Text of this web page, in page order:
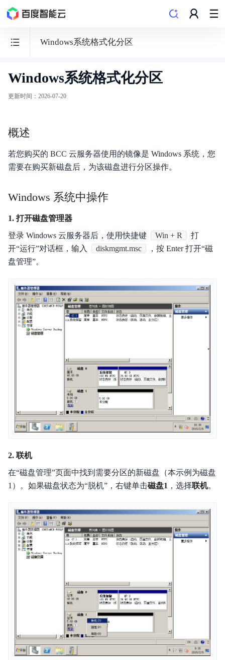
Windows系统格式化分区
云
磁
产品描述
产品计费
磁盘操作指南
快照操作指南
专属集群操作指南
API参考
周边工具
服务等级协议SLA
Windows系统格式化分区
更新时间 ： 2026-07-20
概述
若您购买的 BCC 云服务器使用的镜像是 Windows 系统，您
需要在购买新磁盘后，为该磁盘进行分区操作。
Windows 系统中操作
1. 打开磁盘管理器
登录 Windows 云服务器后，使用快捷键
Win + R
打
开“运行”对话框，输入
diskmgmt.msc
，按 Enter 打开“磁
盘管理”。
2. 联机
在“磁盘管理”页面中找到需要分区的新磁盘（本示例为磁盘
1）。如果磁盘状态为“脱机”，右键单击磁盘1 ，选择联机。